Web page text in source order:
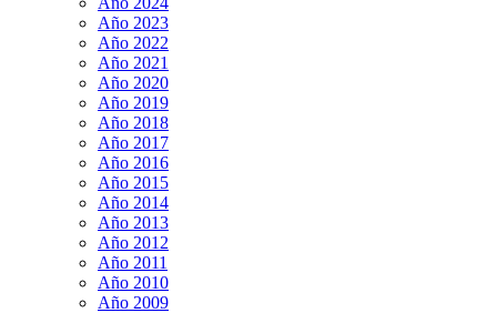
Año 2023
Año 2022
Año 2021
Año 2020
Año 2019
Año 2018
Año 2017
Año 2016
Año 2015
Año 2014
Año 2013
Año 2012
Año 2011
Año 2010
Año 2009